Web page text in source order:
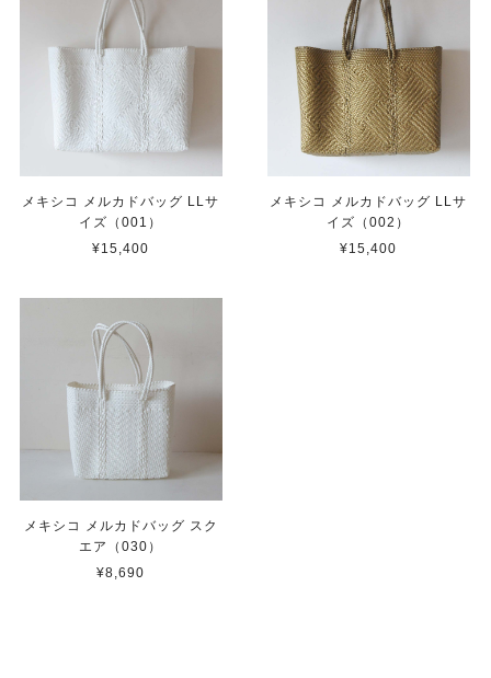
メキシコ メルカドバッグ LLサ
イズ（001）
¥15,400
メキシコ メルカドバッグ LLサ
イズ（002）
¥15,400
メキシコ メルカドバッグ スク
エア（030）
¥8,690